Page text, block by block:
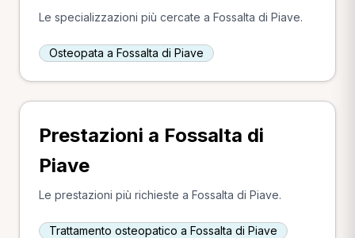
Le specializzazioni più cercate a Fossalta di Piave.
Osteopata a Fossalta di Piave
Prestazioni a Fossalta di
Piave
Le prestazioni più richieste a Fossalta di Piave.
Trattamento osteopatico a Fossalta di Piave